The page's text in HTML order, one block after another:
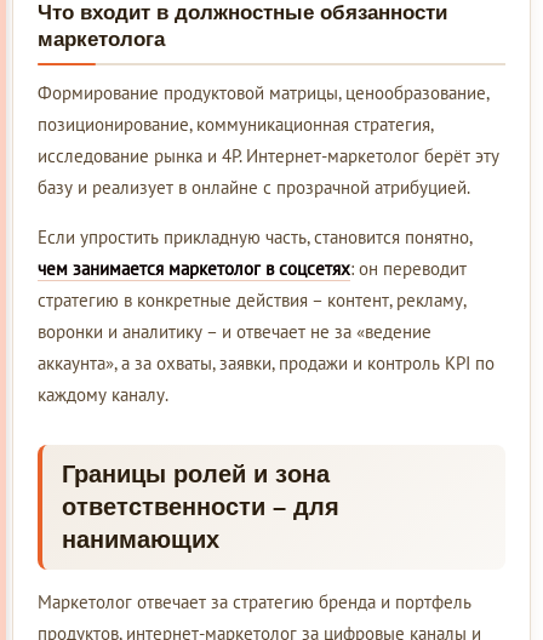
Что входит в должностные обязанности
маркетолога
Формирование продуктовой матрицы, ценообразование,
позиционирование, коммуникационная стратегия,
исследование рынка и 4P. Интернет-маркетолог берёт эту
базу и реализует в онлайне с прозрачной атрибуцией.
Если упростить прикладную часть, становится понятно,
чем занимается маркетолог в соцсетях: он переводит
стратегию в конкретные действия – контент, рекламу,
воронки и аналитику – и отвечает не за «ведение
аккаунта», а за охваты, заявки, продажи и контроль KPI по
каждому каналу.
Границы ролей и зона
ответственности – для
нанимающих
Маркетолог отвечает за стратегию бренда и портфель
продуктов, интернет-маркетолог за цифровые каналы и